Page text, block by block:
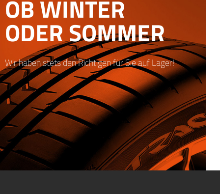
KLIMA ACHSVERMESSUNG
OB WINTER
ODER SOMMER
Wir haben stets den Richtigen für Sie auf Lager!